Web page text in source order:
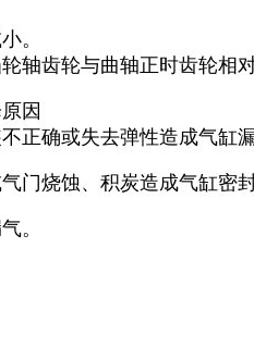
。
轴齿轮与曲轴正时齿轮相
因
正确或失去弹性造成气缸漏
门烧蚀、积炭造成气缸密封
。